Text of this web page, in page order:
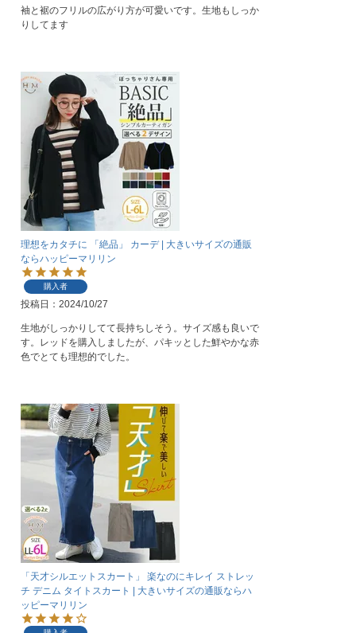
袖と裾のフリルの広がり方が可愛いです。生地もしっか
りしてます
理想をカタチに 「絶品」 カーデ | 大きいサイズの通販
ならハッピーマリリン
購入者
投稿日 2024/10/27
生地がしっかりしてて長持ちしそう。サイズ感も良いで
す。レッドを購入しましたが、パキッとした鮮やかな赤
色でとても理想的でした。
「天才シルエットスカート」 楽なのにキレイ ストレッ
チ デニム タイトスカート | 大きいサイズの通販ならハ
ッピーマリリン